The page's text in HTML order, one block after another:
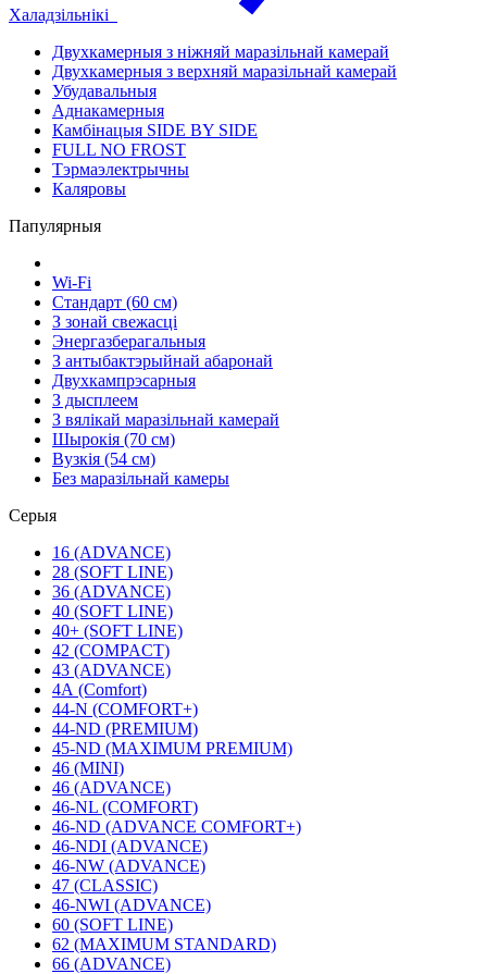
Халадзільнікі
Двухкамерныя з ніжняй маразільнай камерай
Двухкамерныя з верхняй маразільнай камерай
Убудавальныя
Аднакамерныя
Камбінацыя SIDE BY SIDE
FULL NO FROST
Тэрмаэлектрычны
Каляровы
Папулярныя
Wi-Fi
Стандарт (60 см)
З зонай свежасці
Энергазберагальныя
З антыбактэрыйнай абаронай
Двухкампрэсарныя
З дысплеем
З вялікай маразільнай камерай
Шырокія (70 см)
Вузкія (54 см)
Без маразільнай камеры
Серыя
16 (ADVANCE)
28 (SOFT LINE)
36 (ADVANCE)
40 (SOFT LINE)
40+ (SOFT LINE)
42 (COMPACT)
43 (ADVANCE)
4А (Comfort)
44-N (COMFORT+)
44-ND (PREMIUM)
45-ND (MAXIMUM PREMIUM)
46 (MINI)
46 (ADVANCE)
46-NL (COMFORT)
46-ND (ADVANCE COMFORT+)
46-NDI (ADVANCE)
46-NW (ADVANCE)
47 (CLASSIC)
46-NWI (ADVANCE)
60 (SOFT LINE)
62 (MAXIMUM STANDARD)
66 (ADVANCE)